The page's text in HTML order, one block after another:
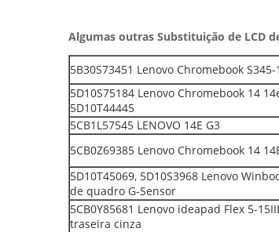
Algumas outras Substituição de LCD
5B30S73451 Lenovo Chromebook
5D10S75184 Lenovo Chromebook 14
5D10T44445
5CB1L57545 LENOVO 14E G3
5CB0Z69385 Lenovo Chromebook 14
5D10T45069, 5D10S3968 Lenovo
de quadro G-Sensor
5CB0Y85681 Lenovo ideapad Flex 5-
traseira cinza